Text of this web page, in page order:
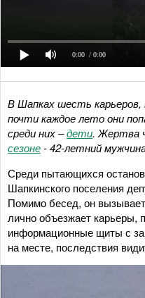
0:00 / 0:00
В Шапках шесть
почти каждое лето они
среди них –дети. Жертва
сезоне- 42-летний
Среди пытающихся
Шапкинского поселения
Помимо бесед, он
лично объезжает карьеры,
информационные щиты с
на месте, последствия